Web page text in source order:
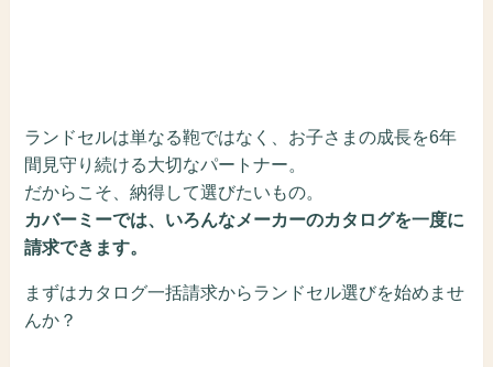
ランドセルは単なる鞄ではなく、お子さまの成長を6年
間見守り続ける大切なパートナー。
だからこそ、納得して選びたいもの。
カバーミーでは、いろんなメーカーのカタログを一度に
請求できます。
まずはカタログ一括請求からランドセル選びを始めませ
んか？